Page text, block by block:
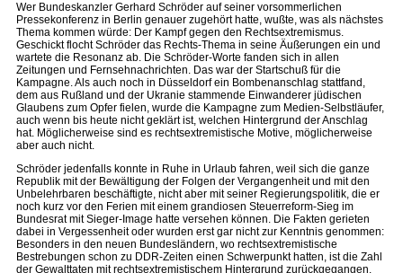
Wer Bundeskanzler Gerhard Schröder auf seiner vorsommerlichen
Pressekonferenz in Berlin genauer zugehört hatte, wußte, was als nächstes
Thema kommen würde: Der Kampf gegen den Rechtsextremismus.
Geschickt flocht Schröder das Rechts-Thema in seine Äußerungen ein und
wartete die Resonanz ab. Die Schröder-Worte fanden sich in allen
Zeitungen und Fernsehnachrichten. Das war der Startschuß für die
Kampagne. Als auch noch in Düsseldorf ein Bombenanschlag stattfand,
dem aus Rußland und der Ukranie stammende Einwanderer jüdischen
Glaubens zum Opfer fielen, wurde die Kampagne zum Medien-Selbstläufer,
auch wenn bis heute nicht geklärt ist, welchen Hintergrund der Anschlag
hat. Möglicherweise sind es rechtsextremistische Motive, möglicherweise
aber auch nicht.
Schröder jedenfalls konnte in Ruhe in Urlaub fahren, weil sich die ganze
Republik mit der Bewältigung der Folgen der Vergangenheit und mit den
Unbelehrbaren beschäftigte, nicht aber mit seiner Regierungspolitik, die er
noch kurz vor den Ferien mit einem grandiosen Steuerreform-Sieg im
Bundesrat mit Sieger-Image hatte versehen können. Die Fakten gerieten
dabei in Vergessenheit oder wurden erst gar nicht zur Kenntnis genommen:
Besonders in den neuen Bundesländern, wo rechtsextremistische
Bestrebungen schon zu DDR-Zeiten einen Schwerpunkt hatten, ist die Zahl
der Gewalttaten mit rechtsextremistischem Hintergrund zurückgegangen.